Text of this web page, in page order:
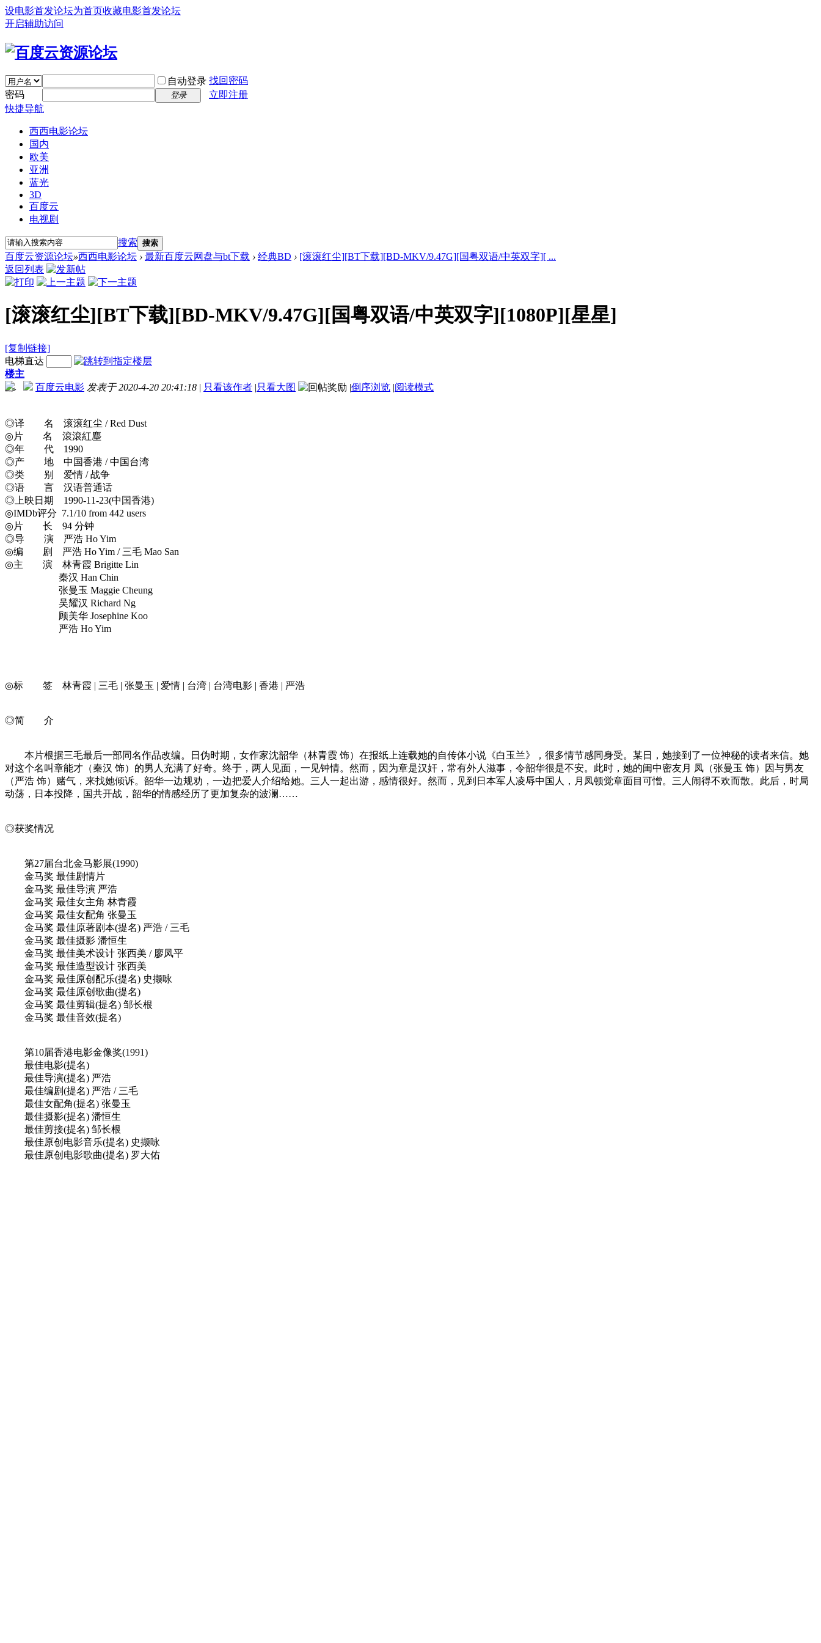
设电影首发论坛为首页收藏电影首发论坛
开启辅助访问
自动登录 找回密码
密码
登录
立即注册
快捷导航
西西电影论坛
国内
欧美
亚洲
蓝光
3D
百度云
电视剧
搜索 搜索
百度云资源论坛»西西电影论坛 › 最新百度云网盘与bt下载 › 经典BD › [滚滚红尘][BT下载][BD-MKV/9.47G][国粤双语/中英双字][ ...
返回列表
[滚滚红尘][BT下载][BD-MKV/9.47G][国粤双语/中英双字][1080P][星星]
[复制链接]
电梯直达
楼主
百度云电影 发表于 2020-4-20 20:41:18 | 只看该作者 |只看大图 |倒序浏览 |阅读模式
-->
◎译 名 滚滚红尘 / Red Dust
◎片 名 滾滾紅塵
◎年 代 1990
◎产 地 中国香港 / 中国台湾
◎类 别 爱情 / 战争
◎语 言 汉语普通话
◎上映日期 1990-11-23(中国香港)
◎IMDb评分 7.1/10 from 442 users
◎片 长 94 分钟
◎导 演 严浩 Ho Yim
◎编 剧 严浩 Ho Yim / 三毛 Mao San
◎主 演 林青霞 Brigitte Lin
秦汉 Han Chin
张曼玉 Maggie Cheung
吴耀汉 Richard Ng
顾美华 Josephine Koo
严浩 Ho Yim
◎标 签 林青霞 | 三毛 | 张曼玉 | 爱情 | 台湾 | 台湾电影 | 香港 | 严浩
◎简 介
本片根据三毛最后一部同名作品改编。日伪时期，女作家沈韶华（林青霞 饰）在报纸上连载她的自传体小说《白玉兰》，很多情节感同身受。某日，她接到了一位神秘的读者来信。她
对这个名叫章能才（秦汉 饰）的男人充满了好奇。终于，两人见面，一见钟情。然而，因为章是汉奸，常有外人滋事，令韶华很是不安。此时，她的闺中密友月 凤（张曼玉 饰）因与男友
（严浩 饰）赌气，来找她倾诉。韶华一边规劝，一边把爱人介绍给她。三人一起出游，感情很好。然而，见到日本军人凌辱中国人，月凤顿觉章面目可憎。三人闹得不欢而散。此后，时局
动荡，日本投降，国共开战，韶华的情感经历了更加复杂的波澜……
◎获奖情况
第27届台北金马影展(1990)
金马奖 最佳剧情片
金马奖 最佳导演 严浩
金马奖 最佳女主角 林青霞
金马奖 最佳女配角 张曼玉
金马奖 最佳原著剧本(提名) 严浩 / 三毛
金马奖 最佳摄影 潘恒生
金马奖 最佳美术设计 张西美 / 廖凤平
金马奖 最佳造型设计 张西美
金马奖 最佳原创配乐(提名) 史撷咏
金马奖 最佳原创歌曲(提名)
金马奖 最佳剪辑(提名) 邹长根
金马奖 最佳音效(提名)
第10届香港电影金像奖(1991)
最佳电影(提名)
最佳导演(提名) 严浩
最佳编剧(提名) 严浩 / 三毛
最佳女配角(提名) 张曼玉
最佳摄影(提名) 潘恒生
最佳剪接(提名) 邹长根
最佳原创电影音乐(提名) 史撷咏
最佳原创电影歌曲(提名) 罗大佑